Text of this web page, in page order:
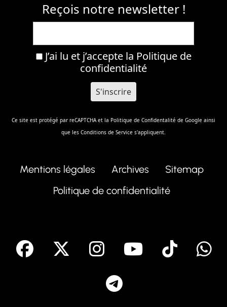
Reçois notre newsletter !
J’ai lu et j’accepte la Politique de
confidentialité
Ce site est protégé par reCAPTCHA et la Politique de Confidentalité de Google ainsi
que les Conditions de Service s'appliquent.
Mentions légales Archives
Sitemap
Politique de confidentialité
facebook Instagram
Youtube
Tik